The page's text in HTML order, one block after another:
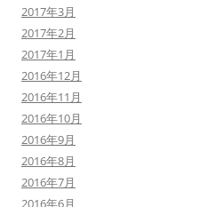
2017年3月
2017年2月
2017年1月
2016年12月
2016年11月
2016年10月
2016年9月
2016年8月
2016年7月